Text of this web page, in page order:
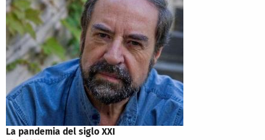
La pandemia del siglo XXI